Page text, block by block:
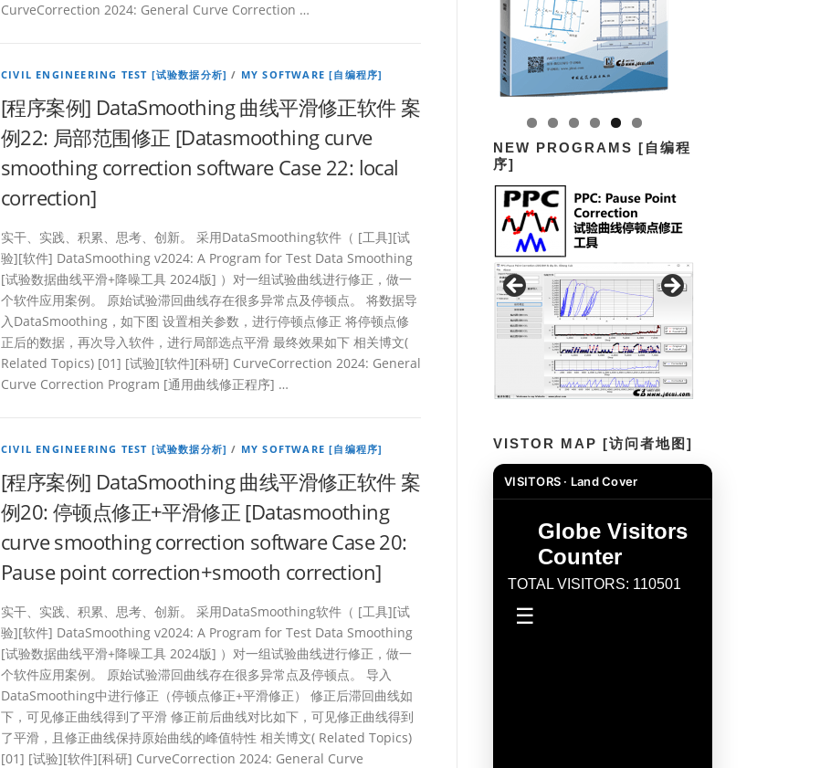
CurveCorrection 2024: General Curve Correction …
CIVIL ENGINEERING TEST [试验数据分析] / MY SOFTWARE [自编程序]
[程序案例] DataSmoothing 曲线平滑修正软件 案
例22: 局部范围修正 [Datasmoothing curve
smoothing correction software Case 22: local
correction]
实干、实践、积累、思考、创新。 采用DataSmoothing软件（ [工具][试
验][软件] DataSmoothing v2024: A Program for Test Data Smoothing
[试验数据曲线平滑+降噪工具 2024版] ）对一组试验曲线进行修正，做一
个软件应用案例。 原始试验滞回曲线存在很多异常点及停顿点。 将数据导
入DataSmoothing，如下图 设置相关参数，进行停顿点修正 将停顿点修
正后的数据，再次导入软件，进行局部选点平滑 最终效果如下 相关博文(
Related Topics) [01] [试验][软件][科研] CurveCorrection 2024: General
Curve Correction Program [通用曲线修正程序] …
CIVIL ENGINEERING TEST [试验数据分析] / MY SOFTWARE [自编程序]
[程序案例] DataSmoothing 曲线平滑修正软件 案
例20: 停顿点修正+平滑修正 [Datasmoothing
curve smoothing correction software Case 20:
Pause point correction+smooth correction]
实干、实践、积累、思考、创新。 采用DataSmoothing软件（ [工具][试
验][软件] DataSmoothing v2024: A Program for Test Data Smoothing
[试验数据曲线平滑+降噪工具 2024版] ）对一组试验曲线进行修正，做一
个软件应用案例。 原始试验滞回曲线存在很多异常点及停顿点。 导入
DataSmoothing中进行修正（停顿点修正+平滑修正） 修正后滞回曲线如
下，可见修正曲线得到了平滑 修正前后曲线对比如下，可见修正曲线得到
了平滑，且修正曲线保持原始曲线的峰值特性 相关博文( Related Topics)
[01] [试验][软件][科研] CurveCorrection 2024: General Curve
NEW PROGRAMS [自编程
序]
VISTOR MAP [访问者地图]
VISITORS · Land Cover